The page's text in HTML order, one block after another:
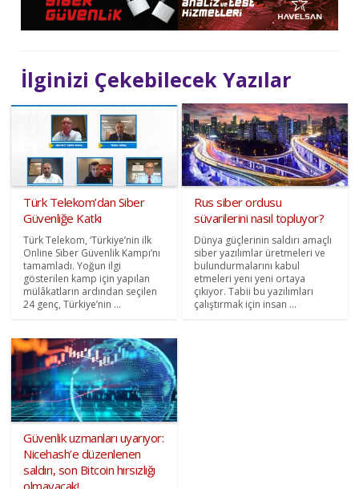
İlginizi Çekebilecek Yazılar
Türk Telekom’dan Siber
Güvenliğe Katkı
Türk Telekom, ‘Türkiye’nin ilk
Online Siber Güvenlik Kampı’nı
tamamladı. Yoğun ilgi
gösterilen kamp için yapılan
mülâkatların ardından seçilen
24 genç, Türkiye’nin ...
Rus siber ordusu
süvarilerini nasıl topluyor?
Dünya güçlerinin saldırı amaçlı
siber yazılımlar üretmeleri ve
bulundurmalarını kabul
etmeleri yeni yeni ortaya
çıkıyor. Tabii bu yazılımları
çalıştırmak için insan ...
Güvenlik uzmanları uyarıyor:
Nicehash’e düzenlenen
saldırı, son Bitcoin hırsızlığı
olmayacak!